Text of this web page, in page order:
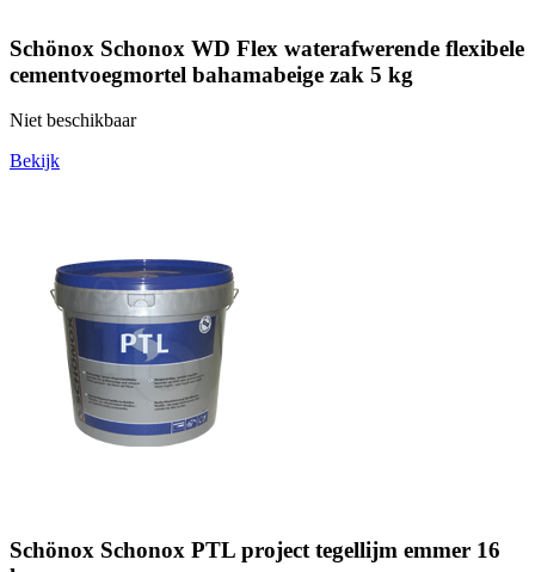
Schönox Schonox WD Flex waterafwerende flexibele
cementvoegmortel bahamabeige zak 5 kg
Niet beschikbaar
Bekijk
Schönox Schonox PTL project tegellijm emmer 16